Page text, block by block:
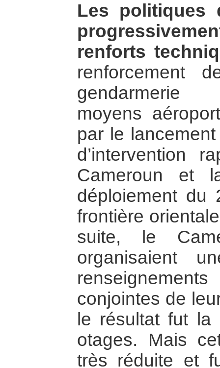
Les politiques
renforts
renforcement
gendarmerie
moyens
par le
d’intervention
Cameroun et
déploiement
frontière
suite, le
organisaient
conjointes de
le résultat fut la
otages. Mais
très réduite et